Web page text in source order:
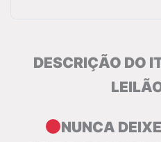
DESCRIÇÃO DO
NUNCA